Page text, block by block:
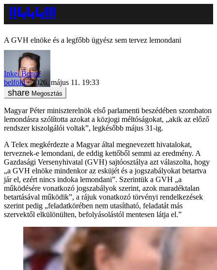
A GVH elnöke és a legfőbb ügyész sem tervez lemondani
Inkei Bence
belföld
2026. május 11. 19:33
Megosztás
Magyar Péter miniszterelnök első parlamenti beszédében szombaton
lemondásra szólította azokat a közjogi méltóságokat, „akik az előző
rendszer kiszolgálói voltak”, legkésőbb május 31-ig.
A Telex megkérdezte a Magyar által megnevezett hivatalokat,
terveznek-e lemondani, de eddig kettőből semmi az eredmény. A
Gazdasági Versenyhivatal (GVH) sajtóosztálya azt válaszolta, hogy
„a GVH elnöke mindenkor az esküjét és a jogszabályokat betartva
jár el, ezért nincs indoka lemondani”. Szerintük a GVH „a
működésére vonatkozó jogszabályok szerint, azok maradéktalan
betartásával működik”, a rájuk vonatkozó törvényi rendelkezések
szerint pedig „feladatkörében nem utasítható, feladatát más
szervektől elkülönülten, befolyásolástól mentesen látja el.”